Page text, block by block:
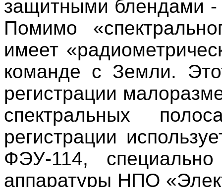
защитными блендами -
Помимо
имеет
команде с Земли.
регистрации
спектральных
регистрации
ФЭУ-114,
аппаратуры НПО